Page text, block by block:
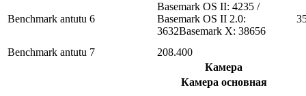
Benchmark antutu 6
Basemark OS II: 4235 /
Basemark OS II 2.0:
3632Basemark X: 38656
Benchmark antutu 7
208.400
Камера
Камера основная